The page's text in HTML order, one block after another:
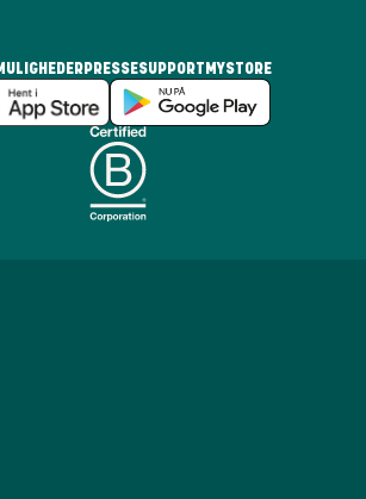
PRESSESUPPORT MYSTORE